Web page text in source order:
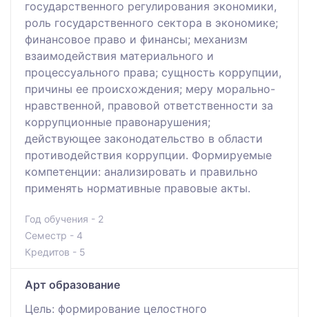
государственного регулирования экономики,
роль государственного сектора в экономике;
финансовое право и финансы; механизм
взаимодействия материального и
процессуального права; сущность коррупции,
причины ее происхождения; меру морально-
нравственной, правовой ответственности за
коррупционные правонарушения;
действующее законодательство в области
противодействия коррупции. Формируемые
компетенции: анализировать и правильно
применять нормативные правовые акты.
Год обучения - 2
Семестр - 4
Кредитов - 5
Арт образование
Цель: формирование целостного